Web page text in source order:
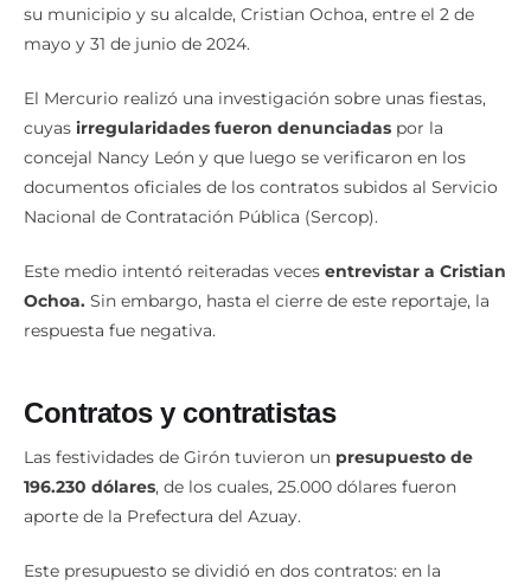
mayo y 31 de junio de 2024.
cuyasirregularidades fueron denunciadaspor la
concejal Nancy León y que luego se verificaron en los
documentos oficiales de los contratos subidos al Servicio
Nacional de Contratación Pública (Sercop).
Ochoa.Sin embargo, hasta el cierre de este reportaje, la
respuesta fue negativa.
Las festividades de Girón tuvieron unpresupuesto de
196.230 dólares , de los cuales, 25.000 dólares fueron
aporte de la Prefectura del Azuay.
elección de laReina de Girón, cuyo costo fue de 53.980